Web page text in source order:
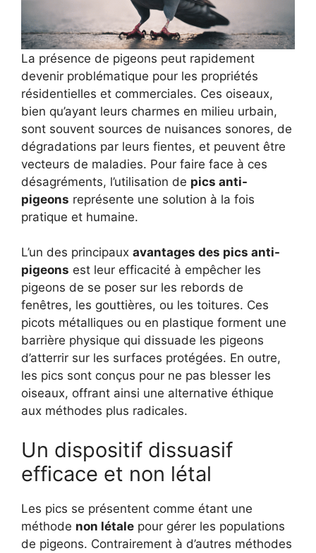
La présence de pigeons peut rapidement
devenir problématique pour les propriétés
résidentielles et commerciales. Ces oiseaux,
bien qu’ayant leurs charmes en milieu urbain,
sont souvent sources de nuisances sonores, de
dégradations par leurs fientes, et peuvent être
vecteurs de maladies. Pour faire face à ces
désagréments, l’utilisation de pics anti-
pigeons représente une solution à la fois
pratique et humaine.
L’un des principaux avantages des pics anti-
pigeons est leur efficacité à empêcher les
pigeons de se poser sur les rebords de
fenêtres, les gouttières, ou les toitures. Ces
picots métalliques ou en plastique forment une
barrière physique qui dissuade les pigeons
d’atterrir sur les surfaces protégées. En outre,
les pics sont conçus pour ne pas blesser les
oiseaux, offrant ainsi une alternative éthique
aux méthodes plus radicales.
Un dispositif dissuasif
efficace et non létal
Les pics se présentent comme étant une
méthode non létale pour gérer les populations
de pigeons. Contrairement à d’autres méthodes